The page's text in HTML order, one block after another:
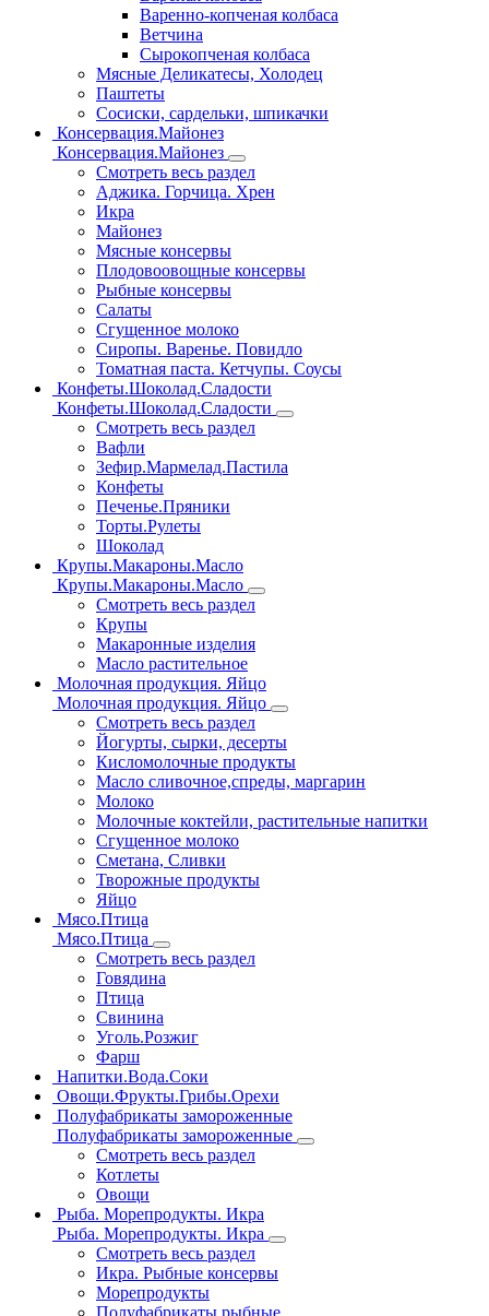
Варенно-копченая колбаса
Ветчина
Сырокопченая колбаса
Мясные Деликатесы, Холодец
Паштеты
Сосиски, сардельки, шпикачки
Консервация.Майонез
Консервация.Майонез
Смотреть весь раздел
Аджика. Горчица. Хрен
Икра
Майонез
Мясные консервы
Плодовоовощные консервы
Рыбные консервы
Салаты
Сгущенное молоко
Сиропы. Варенье. Повидло
Томатная паста. Кетчупы. Соусы
Конфеты.Шоколад.Сладости
Конфеты.Шоколад.Сладости
Смотреть весь раздел
Вафли
Зефир.Мармелад.Пастила
Конфеты
Печенье.Пряники
Торты.Рулеты
Шоколад
Крупы.Макароны.Масло
Крупы.Макароны.Масло
Смотреть весь раздел
Крупы
Макаронные изделия
Масло растительное
Молочная продукция. Яйцо
Молочная продукция. Яйцо
Смотреть весь раздел
Йогурты, сырки, десерты
Кисломолочные продукты
Масло сливочное,спреды, маргарин
Молоко
Молочные коктейли, растительные напитки
Сгущенное молоко
Сметана, Сливки
Творожные продукты
Яйцо
Мясо.Птица
Мясо.Птица
Смотреть весь раздел
Говядина
Птица
Свинина
Уголь.Розжиг
Фарш
Напитки.Вода.Соки
Овощи.Фрукты.Грибы.Орехи
Полуфабрикаты замороженные
Полуфабрикаты замороженные
Смотреть весь раздел
Котлеты
Овощи
Рыба. Морепродукты. Икра
Рыба. Морепродукты. Икра
Смотреть весь раздел
Икра. Рыбные консервы
Морепродукты
Полуфабрикаты рыбные